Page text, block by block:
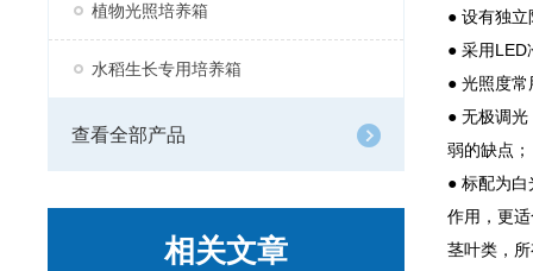
植物光照培养箱
水稻生长专用培养箱
查看全部产品
相关文章
● 设有独
● 采用LED
● 光照度
● 无极调
弱的缺点；
● 标配为
作用，更
茎叶类，